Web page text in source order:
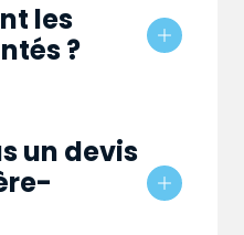
les
?
un devis